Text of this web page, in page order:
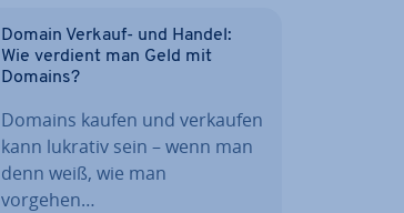
Domain Verkauf- und Handel:
Wie verdient man Geld mit
Domains?
Domains kaufen und verkaufen
kann lukrativ sein – wenn man
denn weiß, wie man
vorgehen…